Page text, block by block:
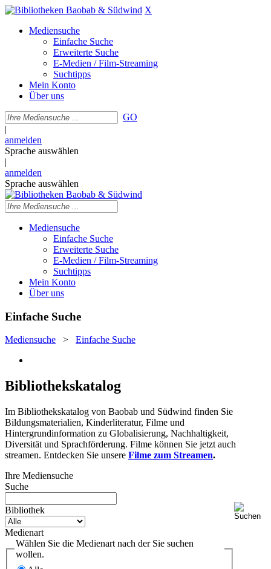
X
Mediensuche
Einfache Suche
Erweiterte Suche
E-Medien / Film-Streaming
Suchtipps
Mein Konto
Über uns
GO
|
anmelden
Sprache auswählen
|
anmelden
Sprache auswählen
Mediensuche
Einfache Suche
Erweiterte Suche
E-Medien / Film-Streaming
Suchtipps
Mein Konto
Über uns
Einfache Suche
Mediensuche > Einfache Suche
Bibliothekskatalog
Im Bibliothekskatalog von Baobab und Südwind finden Sie
Bildungsmaterialien, Kinderliteratur, Filme und
Hintergrundinformation zu Globalisierung, Nachhaltigkeit,
Diversität und Sprachförderung. Filme können Sie jetzt auch
streamen. Entdecken Sie unsere Filme zum Streamen.
Ihre Mediensuche
Suche
Bibliothek
Medienart
Wählen Sie die Medienart nach der Sie suchen
wollen.